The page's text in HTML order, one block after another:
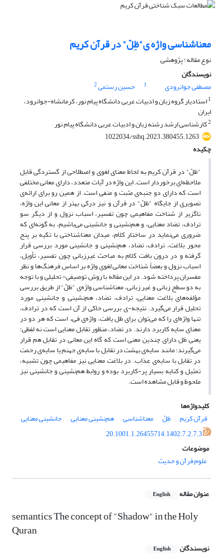
معناشناسی واژه ی"ظِلّ" در قرآن کریم
نوع مقاله : پژوهشی
نویسندگان
مصطفی جوانرودی
1 حسین رستمی2
1استادیار گروه زبان و ادبیات عربی دانشگاه پیام نور، کرمانشاه-جوانرود،
ایران
2کارشناسی ارشد رشته زبان و ادبیات عربی دانشگاه پیام نور
1022034/sshq.2023.380455.1263
چکیده
"ظلّ" در قرآن کریم به لحاظ معنای لغوی و اصطلاحی از گستردگی قابل
ملاحظه‌ای برخوردار است. این واژه در آیات متعدد، دارای معانی مختلفی
است که دارای دو جنبه‌ی مثبت و منفی است. از همین رو برای ارائه‌ی
تصویری از جایگاه "ظلّ" در قرآن و نیز درکی بهتر از معانی این واژه‌،
ناگزیر از شناخت مفاهیمی چون تفسیر، اسباب نزول و از دیگر سو
ترادف، تضاد معنایی، و هم‌نشینی و جانشینی می‌باشیم، به گونه‌ای که
ضروری می‌نماید در ساختار کلام، میدان معناشناختی با تکیه بر پنج
محور بلاغت، ترادف، تضاد، هم‌نشینی و جانشینی مورد بررسی قرار
گرفته و در درون بافت کلام به مباحث غیرزبانی چون تفسیر، تأویل،
اسباب نزول و بعضاً شناخت معانی لغوی واژه بر اساس فرهنگ‌ها و نظر
مفسران پرداخته شود. در این مقاله با روش توصیفی- تحلیلی و با توجه
به دو سطح زبانی و غیر زبانی، معناشناسی واژه‌ی "ظلّ" از طریق بررسی
مؤلفه‌های بلاغت معنایی، ترادف، تضاد، هم‌نشینی و جانشینی مورد
تحلیل قرار می‌گیرد. نتیجه-ی بررسی حاکی از آن است که در ترادف،
تنها واژه‌ای را که می‌توان برای ظل یافت، واژه‌ی فیء است که هر دو در
معنای سایه کاربرد دارند. در تضاد، منظور تقابل معنایی است نه لفظی؛
یعنی ظل دارای چندین معنی است که گاه این معانی در تقابل هم قرار
می‌گیرند؛ مانند سایه‌ی بهشت در تقابل با سایه‌ی جهنم یا سایه‌ی رحمت
در تقابل با سایه‌ی عذاب. در بلاغت معنایی نیز مفاهیمی چون تشبیه،
تمثیل و کنایه بسیار پر-کاربرد بوده و روابط هم‌نشینی و جانشینی نیز
ملحوظ و قابل مشاهده است.
کلیدواژه‌ها
قرآن کریم
ظِلّ معناشناسی هم‌نشینی معنایی
جانشینی معنایی
20.1001.1.26455714.1402.7.2.7.3
موضوعات
علوم قرآن و حدیث
عنوان مقاله English
semantics The concept of "Shadow" in the Holy
Quran
نویسندگان English